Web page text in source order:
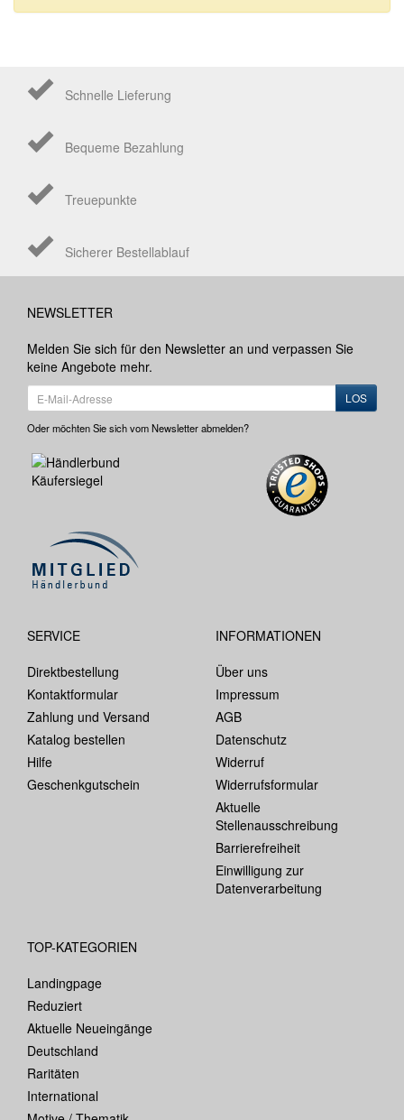
Schnelle Lieferung
Bequeme Bezahlung
Treuepunkte
Sicherer Bestellablauf
NEWSLETTER
Melden Sie sich für den Newsletter an und verpassen Sie
keine Angebote mehr.
LOS
Oder möchten Sie sich vom Newsletter abmelden?
SERVICE
Direktbestellung
Kontaktformular
Zahlung und Versand
Katalog bestellen
Hilfe
Geschenkgutschein
INFORMATIONEN
Über uns
Impressum
AGB
Datenschutz
Widerruf
Widerrufsformular
Aktuelle
Stellenausschreibung
Barrierefreiheit
Einwilligung zur
Datenverarbeitung
TOP-KATEGORIEN
Landingpage
Reduziert
Aktuelle Neueingänge
Deutschland
Raritäten
International